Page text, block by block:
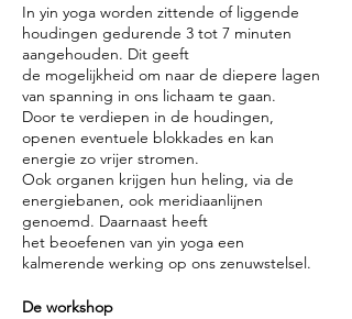
In yin yoga worden zittende of liggende
houdingen gedurende 3 tot 7 minuten
aangehouden. Dit geeft
de mogelijkheid om naar de diepere lagen
van spanning in ons lichaam te gaan.
Door te verdiepen in de houdingen,
openen eventuele blokkades en kan
energie zo vrijer stromen.
Ook organen krijgen hun heling, via de
energiebanen, ook meridiaanlijnen
genoemd. Daarnaast heeft
het beoefenen van yin yoga een
kalmerende werking op ons zenuwstelsel.
De workshop